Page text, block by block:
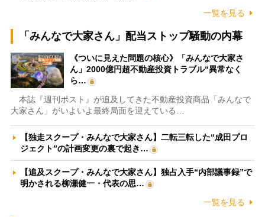
一覧を見る
「みんなで大家さん」配当ストップ騒動の内幕
《ついに見えた問題の核心》「みんなで大家さ
ん」2000億円超不動産投資トラブル“異常なく
ら…
本誌『週刊ポスト』が追及してきた不動産投資商品「みんなで
大家さん」がいよいよ最終局面を迎えている…
【独走スクープ・みんなで大家さん】二転三転した“成田プロ
ジェクト”の計画変更の裏で起き…
【追及スクープ・みんなで大家さん】独占入手“内部議事録”で
明かされる柳瀬健一・代表の思…
一覧を見る